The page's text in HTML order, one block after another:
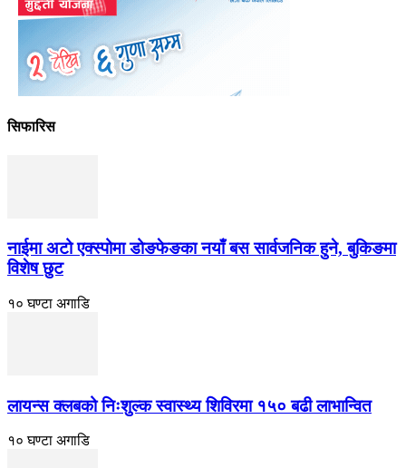
सिफारिस
नाईमा अटो एक्स्पोमा डोङफेङका नयाँ बस सार्वजनिक हुने, बुकिङमा
विशेष छुट
१० घण्टा अगाडि
लायन्स क्लबको निःशुल्क स्वास्थ्य शिविरमा १५० बढी लाभान्वित
१० घण्टा अगाडि